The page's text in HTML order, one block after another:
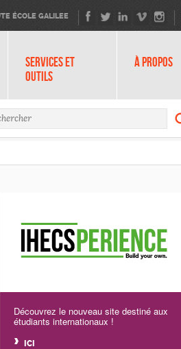
ÉCOLE GALILEE
SERVICES ET
OUTILS
À PROPOS
de recherche
Découvrez le nouveau site destiné aux
étudiants internationaux !
ICI